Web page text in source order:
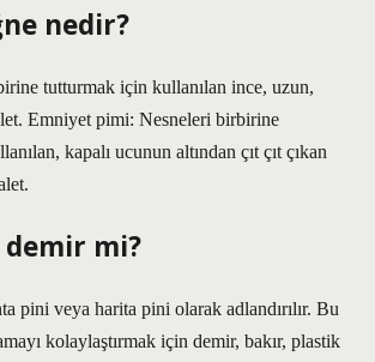
nedir?
tutturmak için kullanılan ince, uzun,
Emniyet pimi: Nesneleri birbirine
kapalı ucunun altından çıt çıt çıkan
mi?
pini veya harita pini olarak adlandırılır. Bu
kolaylaştırmak için demir, bakır, plastik